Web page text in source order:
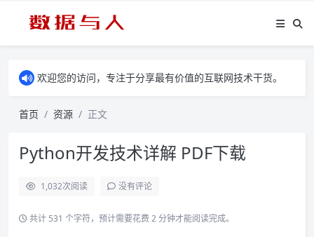
欢迎您的访问，专注于分享最有价值的互联网技术干货。
首页 资源 正文
Python开发技术详解 PDF下载
1,032次阅读 没有评论
共计 531 个字符，预计需要花费 2 分钟才能阅读完成。